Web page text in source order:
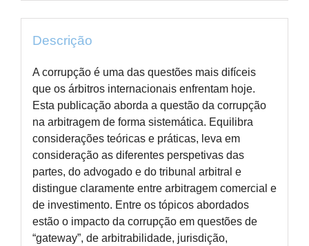
Descrição
A corrupção é uma das questões mais difíceis
que os árbitros internacionais enfrentam hoje.
Esta publicação aborda a questão da corrupção
na arbitragem de forma sistemática. Equilibra
considerações teóricas e práticas, leva em
consideração as diferentes perspetivas das
partes, do advogado e do tribunal arbitral e
distingue claramente entre arbitragem comercial e
de investimento. Entre os tópicos abordados
estão o impacto da corrupção em questões de
“gateway”, de arbitrabilidade, jurisdição,